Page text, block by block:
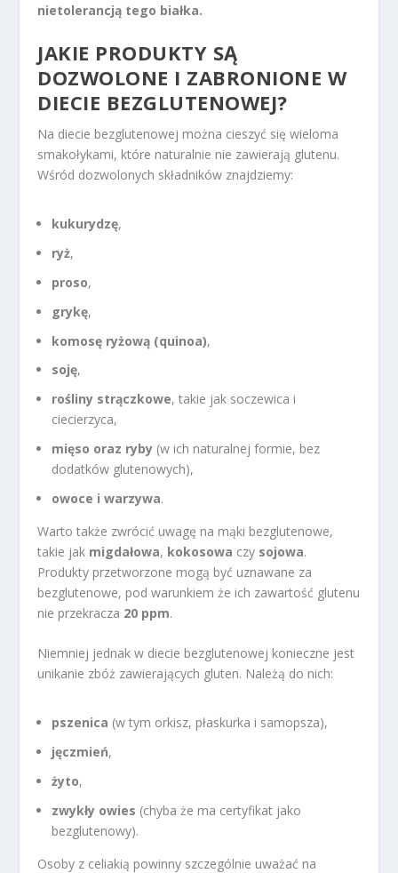
nietolerancją tego białka.
JAKIE PRODUKTY SĄ
DOZWOLONE I ZABRONIONE W
DIECIE BEZGLUTENOWEJ?
Na diecie bezglutenowej można cieszyć się wieloma
smakołykami, które naturalnie nie zawierają glutenu.
Wśród dozwolonych składników znajdziemy:
kukurydzę,
ryż,
proso,
grykę,
komosę ryżową (quinoa),
soję,
rośliny strączkowe, takie jak soczewica i
ciecierzyca,
mięso oraz ryby (w ich naturalnej formie, bez
dodatków glutenowych),
owoce i warzywa.
Warto także zwrócić uwagę na mąki bezglutenowe,
takie jak migdałowa, kokosowa czy sojowa.
Produkty przetworzone mogą być uznawane za
bezglutenowe, pod warunkiem że ich zawartość glutenu
nie przekracza 20 ppm.
Niemniej jednak w diecie bezglutenowej konieczne jest
unikanie zbóż zawierających gluten. Należą do nich:
pszenica (w tym orkisz, płaskurka i samopsza),
jęczmień,
żyto,
zwykły owies (chyba że ma certyfikat jako
bezglutenowy).
Osoby z celiakią powinny szczególnie uważać na